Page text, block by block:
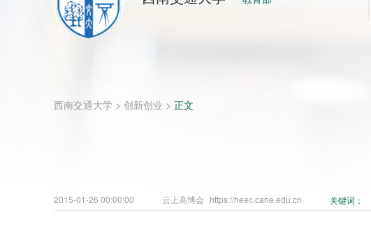
西南交通大学 > 创新创业 > 正文
2015-01-26 00:00:00 云上高博会 https://heec.cahe.edu.cn 关键词：